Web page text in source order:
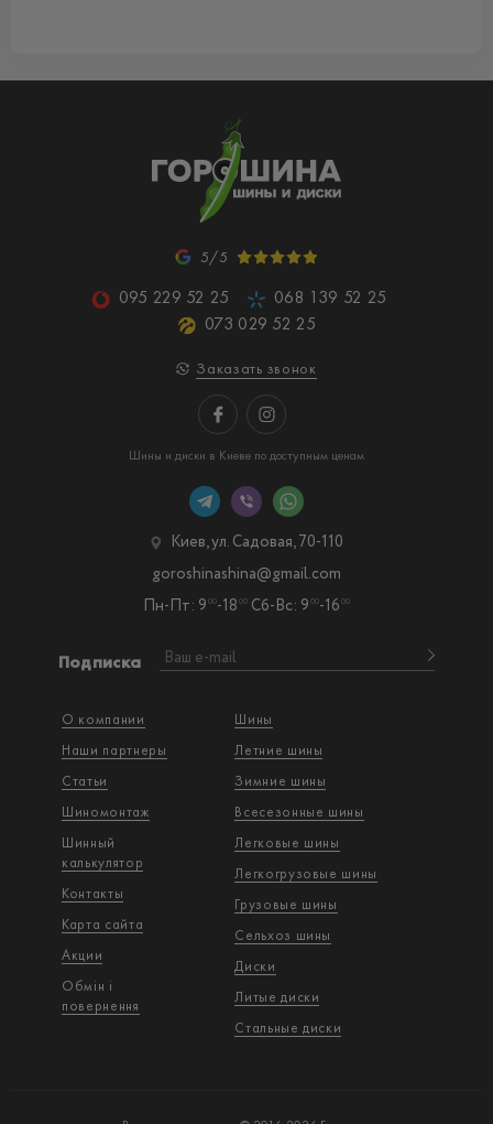
5/5
095 229 52 25
068 139 52 25
073 029 52 25
Заказать звонок
Шины и диски в Киеве по доступным ценам
О компании
Наши партнеры
Статьи
Шиномонтаж
Шинный
калькулятор
Контакты
Карта сайта
Акции
Обмін і
повернення
Шины
Летние шины
Зимние шины
Всесезонные шины
Легковые шины
Легкогрузовые шины
Грузовые шины
Сельхоз шины
Диски
Литые диски
Стальные диски
Подписка
Киев, ул. Садовая, 70-110
Пн-Пт: 9 00-18 00 Сб-Вс: 9 00-16 00
goroshinashina@gmail.com